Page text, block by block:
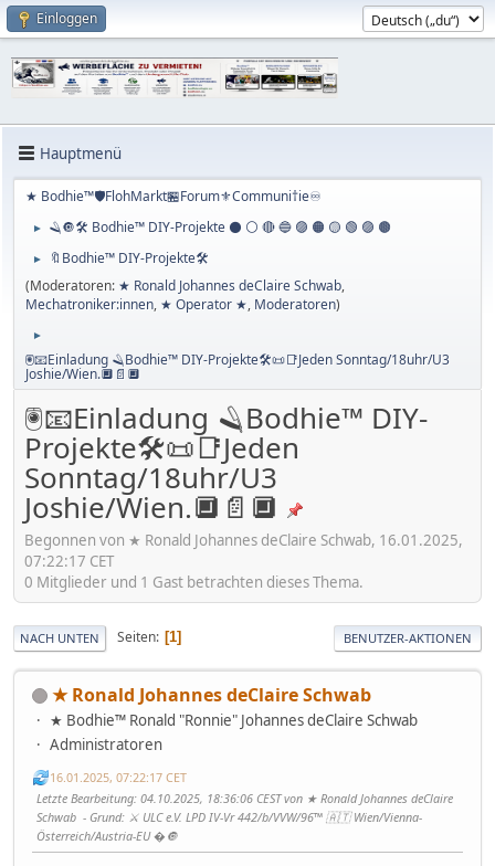
Einloggen
Hauptmenü
★ Bodhie™🛡️FlohMarkt🏪Forum⚜️Communi†ie♾️
► 🪒🔘🛠️ Bodhie™ DIY-Projekte ⚫️ ⚪️ 🔴 🔵 🟣 ​​🟠​ 🟡​ 🟢​ ​🟣 ​🟤
►
🔖Bodhie™ DIY-Projekte🛠️
(Moderatoren: ★ Ronald Johannes deClaire Schwab,
Mechatroniker:innen, ★ Operator ★, Moderatoren)
►
🖲️📧Einladung 🪒Bodhie™ DIY-Projekte🛠️📜📑Jeden Sonntag/18uhr/U3
Joshie/Wien.🔲📄🔲
🖲️📧Einladung 🪒Bodhie™ DIY-
Projekte🛠️📜📑Jeden
Sonntag/18uhr/U3
Joshie/Wien.🔲📄🔲
Begonnen von ★ Ronald Johannes deClaire Schwab, 16.01.2025,
07:22:17 CET
0 Mitglieder und 1 Gast betrachten dieses Thema.
NACH UNTEN Seiten 1 BENUTZER-AKTIONEN
★ Ronald Johannes deClaire Schwab
★ Bodhie™ Ronald "Ronnie" Johannes deClaire Schwab
Administratoren
16.01.2025, 07:22:17 CET
Letzte Bearbeitung: 04.10.2025, 18:36:06 CEST von ★ Ronald Johannes deClaire
Schwab
Grund: ⚔ ULC e.V. LPD IV-Vr 442/b/VVW/96™ 🇦🇹 Wien/Vienna-
Österreich/Austria-EU �🔘